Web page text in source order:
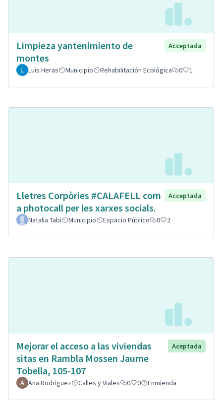
Limpieza yantenimiento de
montes
Acceptada
Luis Heras Municipio Rehabilitación Ecológica 0 1
Lletres Corpòries #CALAFELL com
a photocall per les xarxes socials.
Acceptada
Natalia Tabi Municipio Espacio Público 0 2
Mejorar el acceso a las viviendas
sitas en Rambla Mossen Jaume
Tobella, 105-107
Aceptada
Ana Rodriguez Calles y Viales 0 0 Enmienda